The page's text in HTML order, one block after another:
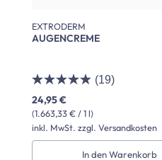
EXTRODERM
AUGENCREME
(19)
(1.663,33 € / 1 l)
24,95 €
inkl. MwSt. zzgl. Versandkosten
In den Warenkorb